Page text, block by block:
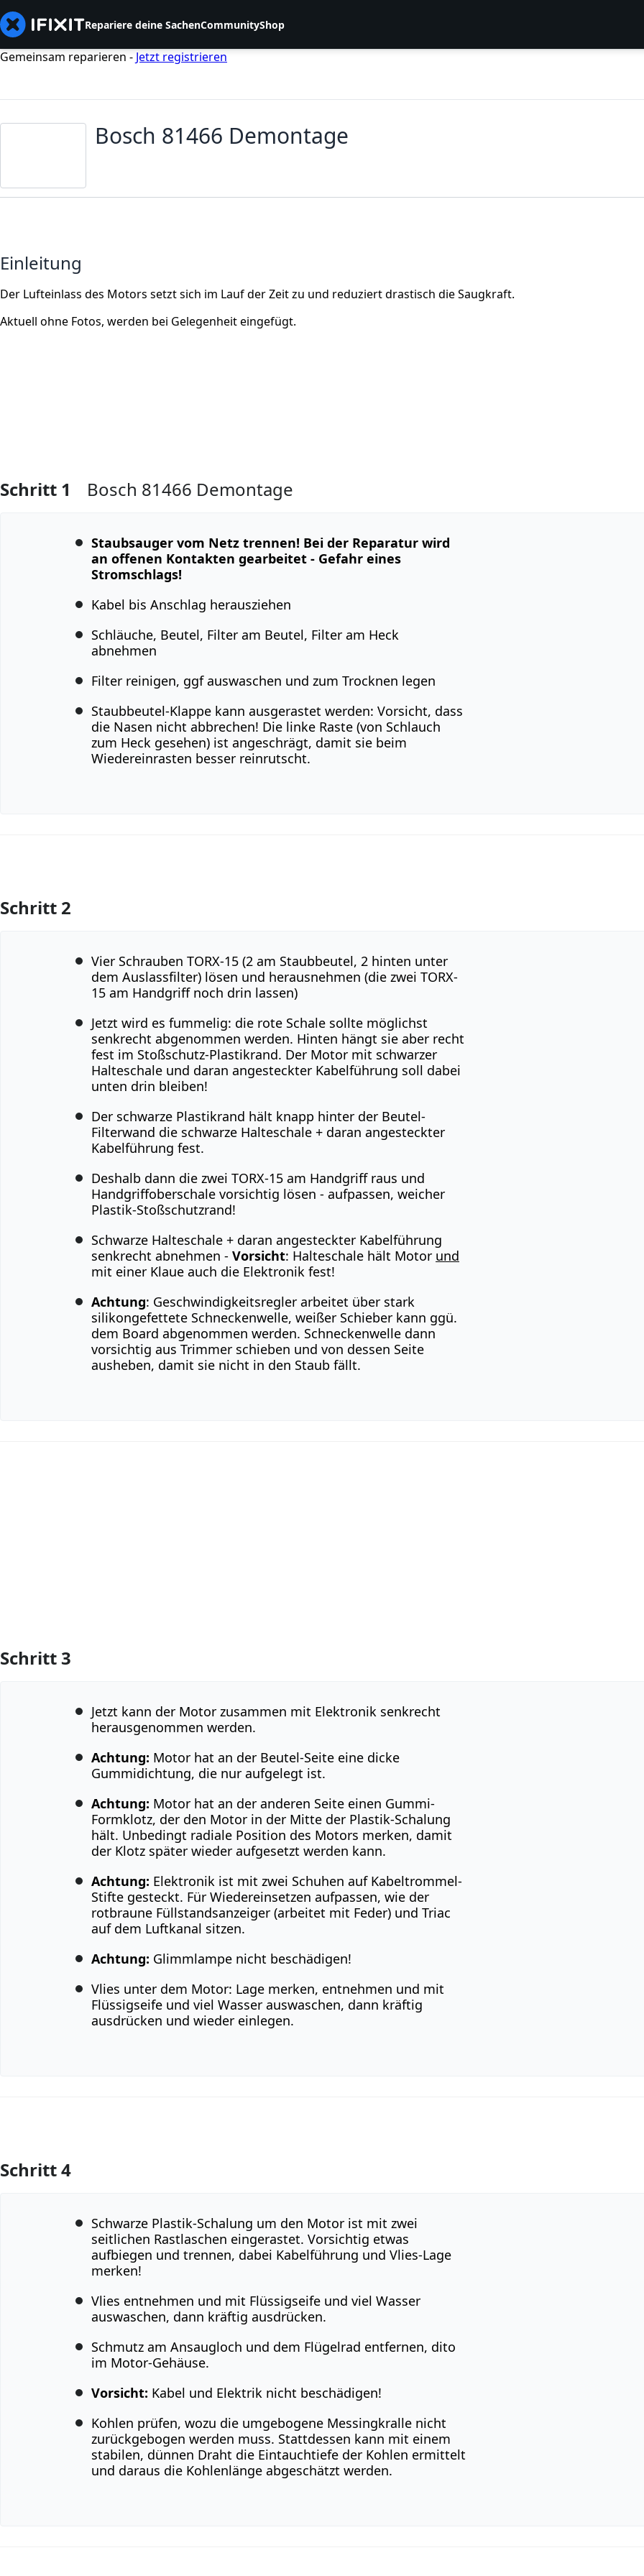
Repariere deine SachenCommunityShop
Gemeinsam reparieren - Jetzt registrieren
Bosch 81466 Demontage
Einleitung
Der Lufteinlass des Motors setzt sich im Lauf der Zeit zu und reduziert drastisch die Saugkraft.
Aktuell ohne Fotos, werden bei Gelegenheit eingefügt.
Schritt 1 Bosch 81466 Demontage
Staubsauger vom Netz trennen! Bei der Reparatur wird
an offenen Kontakten gearbeitet - Gefahr eines
Stromschlags!
Kabel bis Anschlag herausziehen
Schläuche, Beutel, Filter am Beutel, Filter am Heck
abnehmen
Filter reinigen, ggf auswaschen und zum Trocknen legen
Staubbeutel-Klappe kann ausgerastet werden: Vorsicht, dass
die Nasen nicht abbrechen! Die linke Raste (von Schlauch
zum Heck gesehen) ist angeschrägt, damit sie beim
Wiedereinrasten besser reinrutscht.
Kommentar hinzufügen
Schritt 2
Vier Schrauben TORX-15 (2 am Staubbeutel, 2 hinten unter
dem Auslassfilter) lösen und herausnehmen (die zwei TORX-
15 am Handgriff noch drin lassen)
Jetzt wird es fummelig: die rote Schale sollte möglichst
senkrecht abgenommen werden. Hinten hängt sie aber recht
fest im Stoßschutz-Plastikrand. Der Motor mit schwarzer
Halteschale und daran angesteckter Kabelführung soll dabei
unten drin bleiben!
Der schwarze Plastikrand hält knapp hinter der Beutel-
Filterwand die schwarze Halteschale + daran angesteckter
Kabelführung fest.
Deshalb dann die zwei TORX-15 am Handgriff raus und
Handgriffoberschale vorsichtig lösen - aufpassen, weicher
Plastik-Stoßschutzrand!
Schwarze Halteschale + daran angesteckter Kabelführung
senkrecht abnehmen - Vorsicht: Halteschale hält Motor und
mit einer Klaue auch die Elektronik fest!
Achtung: Geschwindigkeitsregler arbeitet über stark
silikongefettete Schneckenwelle, weißer Schieber kann ggü.
dem Board abgenommen werden. Schneckenwelle dann
vorsichtig aus Trimmer schieben und von dessen Seite
ausheben, damit sie nicht in den Staub fällt.
Schritt 3
Jetzt kann der Motor zusammen mit Elektronik senkrecht
herausgenommen werden.
Achtung: Motor hat an der Beutel-Seite eine dicke
Gummidichtung, die nur aufgelegt ist.
Achtung: Motor hat an der anderen Seite einen Gummi-
Formklotz, der den Motor in der Mitte der Plastik-Schalung
hält. Unbedingt radiale Position des Motors merken, damit
der Klotz später wieder aufgesetzt werden kann.
Achtung: Elektronik ist mit zwei Schuhen auf Kabeltrommel-
Stifte gesteckt. Für Wiedereinsetzen aufpassen, wie der
rotbraune Füllstandsanzeiger (arbeitet mit Feder) und Triac
auf dem Luftkanal sitzen.
Achtung: Glimmlampe nicht beschädigen!
Vlies unter dem Motor: Lage merken, entnehmen und mit
Flüssigseife und viel Wasser auswaschen, dann kräftig
ausdrücken und wieder einlegen.
Kommentar hinzufügen
Schritt 4
Schwarze Plastik-Schalung um den Motor ist mit zwei
seitlichen Rastlaschen eingerastet. Vorsichtig etwas
aufbiegen und trennen, dabei Kabelführung und Vlies-Lage
merken!
Vlies entnehmen und mit Flüssigseife und viel Wasser
auswaschen, dann kräftig ausdrücken.
Schmutz am Ansaugloch und dem Flügelrad entfernen, dito
im Motor-Gehäuse.
Vorsicht: Kabel und Elektrik nicht beschädigen!
Kohlen prüfen, wozu die umgebogene Messingkralle nicht
zurückgebogen werden muss. Stattdessen kann mit einem
stabilen, dünnen Draht die Eintauchtiefe der Kohlen ermittelt
und daraus die Kohlenlänge abgeschätzt werden.